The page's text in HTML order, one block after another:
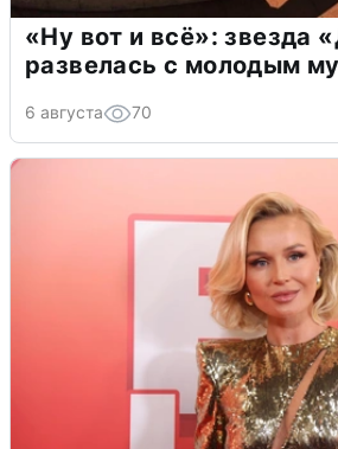
«Ну вот и всё»: звезда
развелась с молодым
6 августа 70